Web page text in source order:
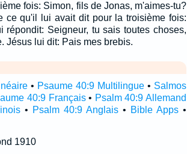
fois: Simon, fils de Jonas, m'aimes-tu?
ce qu'il lui avait dit pour la troisième fois:
répondit: Seigneur, tu sais toutes choses,
Jésus lui dit: Pais mes brebis.
• Psaume 40:9 Multilingue • Salmos
40:9 Français• Psalm 40:9 Allemand
• Psalm 40:9 Anglais • Bible Apps •
1910